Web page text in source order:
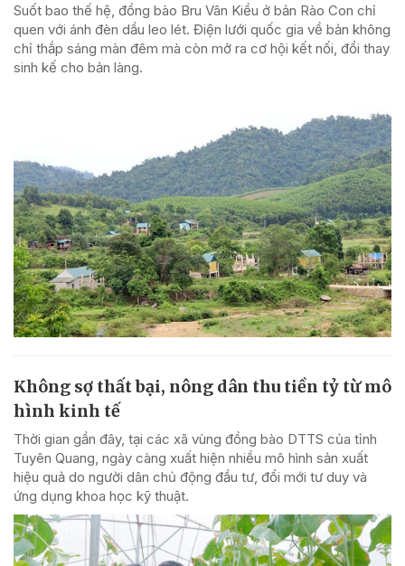
Suốt bao thế hệ, đồng bào Bru Vân Kiều ở bản Rào Con chỉ
quen với ánh đèn dầu leo lét. Điện lưới quốc gia về bản không
chỉ thắp sáng màn đêm mà còn mở ra cơ hội kết nối, đổi thay
sinh kế cho bản làng.
Không sợ thất bại, nông dân thu tiền tỷ từ mô
hình kinh tế
Thời gian gần đây, tại các xã vùng đồng bào DTTS của tỉnh
Tuyên Quang, ngày càng xuất hiện nhiều mô hình sản xuất
hiệu quả do người dân chủ động đầu tư, đổi mới tư duy và
ứng dụng khoa học kỹ thuật.